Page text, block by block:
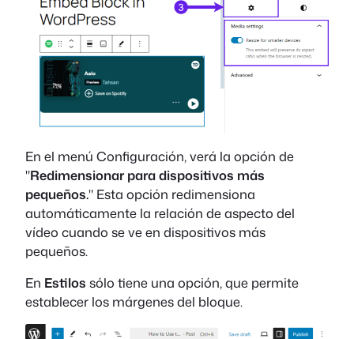
En el menú Configuración, verá la opción de
"Redimensionar para dispositivos más
pequeños." Esta opción redimensiona
automáticamente la relación de aspecto del
vídeo cuando se ve en dispositivos más
pequeños.
En Estilos sólo tiene una opción, que permite
establecer los márgenes del bloque.